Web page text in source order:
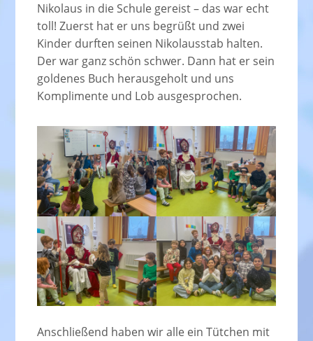
Nikolaus in die Schule gereist – das war echt
toll! Zuerst hat er uns begrüßt und zwei
Kinder durften seinen Nikolausstab halten.
Der war ganz schön schwer. Dann hat er sein
goldenes Buch herausgeholt und uns
Komplimente und Lob ausgesprochen.
Anschließend haben wir alle ein Tütchen mit